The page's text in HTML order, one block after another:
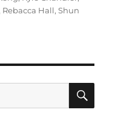
Rebacca Hall,Shun